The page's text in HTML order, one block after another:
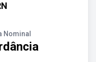
Nominal